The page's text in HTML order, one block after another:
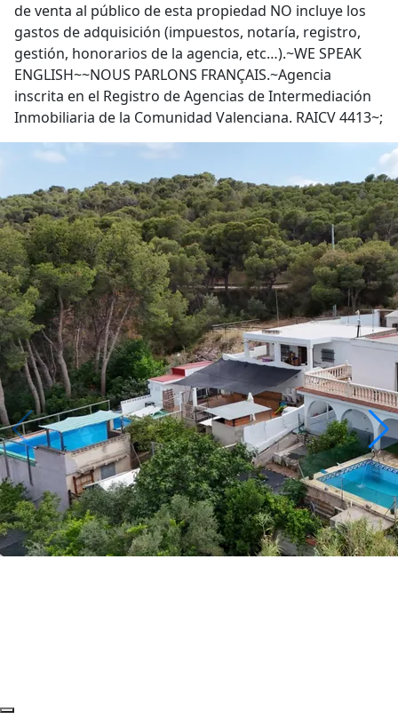
de venta al público de esta propiedad NO incluye los
gastos de adquisición (impuestos, notaría, registro,
gestión, honorarios de la agencia, etc…).~WE SPEAK
ENGLISH~~NOUS PARLONS FRANÇAIS.~Agencia
inscrita en el Registro de Agencias de Intermediación
Inmobiliaria de la Comunidad Valenciana. RAICV 4413~;